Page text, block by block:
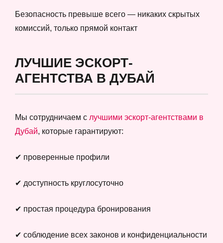
Безопасность превыше всего — никаких скрытых
комиссий, только прямой контакт
ЛУЧШИЕ ЭСКОРТ-
АГЕНТСТВА В ДУБАЙ
Мы сотрудничаем с лучшими эскорт-агентствами в
Дубай, которые гарантируют:
✔ проверенные профили
✔ доступность круглосуточно
✔ простая процедура бронирования
✔ соблюдение всех законов и конфиденциальности